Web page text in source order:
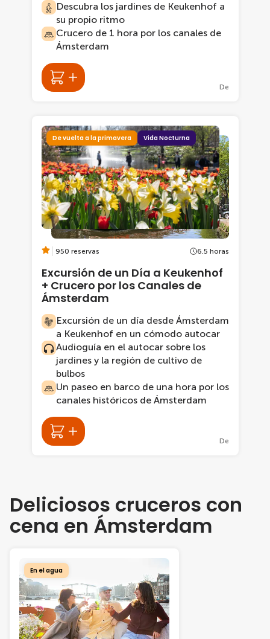
Descubra los jardines de Keukenhof a
su propio ritmo
Crucero de 1 hora por los canales de
Ámsterdam
De
De vuelta a la primavera Vida Nocturna
950 reservas 6.5 horas
Excursión de un Día a Keukenhof
+ Crucero por los Canales de
Ámsterdam
Excursión de un día desde Ámsterdam
a Keukenhof en un cómodo autocar
Audioguía en el autocar sobre los
jardines y la región de cultivo de
bulbos
Un paseo en barco de una hora por los
canales históricos de Ámsterdam
De
Deliciosos cruceros con
cena en Ámsterdam
En el agua